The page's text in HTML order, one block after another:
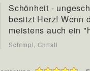
Schönheit -
besitzt Herz! Wenn
meistens auch ein
Schimpl, Christl